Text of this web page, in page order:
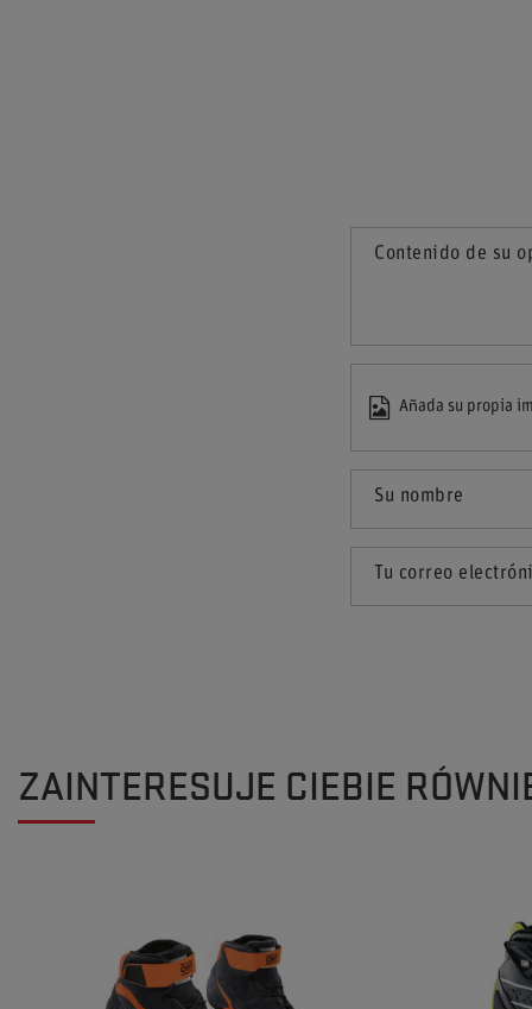
Contenido de su
Añada su propia
Su nombre
Tu correo
ZAINTERESUJE CIEBIE